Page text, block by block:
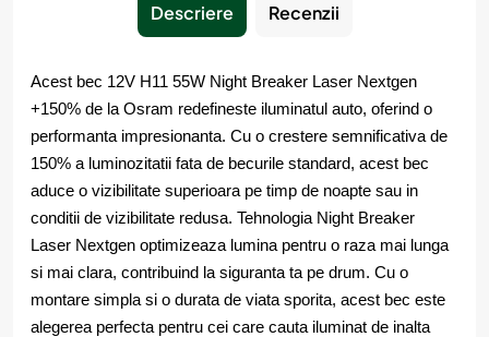
Descriere Recenzii
Acest bec 12V H11 55W Night Breaker Laser Nextgen
+150% de la Osram redefineste iluminatul auto, oferind o
performanta impresionanta. Cu o crestere semnificativa de
150% a luminozitatii fata de becurile standard, acest bec
aduce o vizibilitate superioara pe timp de noapte sau in
conditii de vizibilitate redusa. Tehnologia Night Breaker
Laser Nextgen optimizeaza lumina pentru o raza mai lunga
si mai clara, contribuind la siguranta ta pe drum. Cu o
montare simpla si o durata de viata sporita, acest bec este
alegerea perfecta pentru cei care cauta iluminat de inalta